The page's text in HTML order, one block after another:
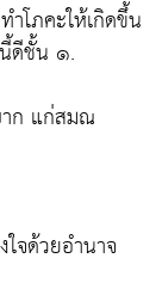
โภคะให้เกิดขึ้น
ดีชั้น ๑.
ก แก่สมณ
จด้วยอำนาจ